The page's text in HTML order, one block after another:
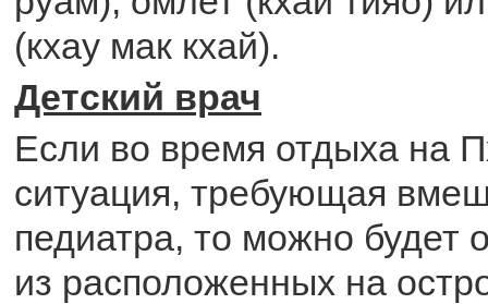
(кхау мак кхай).
Детский врач
Если во время отдыха на
ситуация, требующая
педиатра, то можно будет
из расположенных на